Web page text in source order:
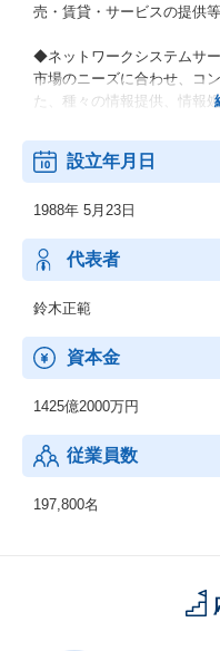
売・賃貸・サービスの提供等
◆ネットワークシステムサー
市場のニーズに合わせ、コ
た、種々の情報提供、情報
◆その他の事業：
顧客の経営上の問題点に係
設立年月日
1988年 5月23日
代表者
鈴木正範
資本金
1425億2000万円
従業員数
197,800名